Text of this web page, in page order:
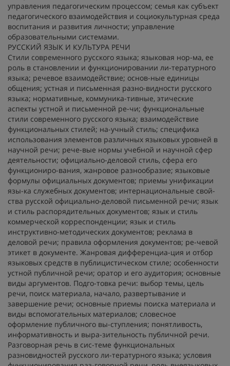
управления педагогическим процессом; семья как субъект
педагогического взаимодействия и социокультурная среда
воспитания и развития личности; управление
образовательными системами.
РУССКИЙ ЯЗЫК И КУЛЬТУРА РЕЧИ
Стили современного русского языка; языковая нор-ма, ее
роль в становлении и функционировании ли-тературного
языка; речевое взаимодействие; основ-ные единицы
общения; устная и письменная разно-видности русского
языка; нормативные, коммуника-тивные, этические
аспекты устной и письменной ре-чи; функциональные
стили современного русского языка; взаимодействие
функциональных стилей; на-учный стиль; специфика
использования элементов различных языковых уровней в
научной речи; рече-вые нормы учебной и научной сфер
деятельности; официально-деловой стиль, сфера его
функциониро-вания, жанровое разнообразие; языковые
формулы официальных документов; приемы унификации
язы-ка служебных документов; интернациональные свой-
ства русской официально-деловой письменной речи; язык
и стиль распорядительных документов; язык и стиль
коммерческой корреспонденции; язык и стиль
инструктивно-методических документов; реклама в
деловой речи; правила оформления документов; ре-чевой
этикет в документе. Жанровая дифференциа-ция и отбор
языковых средств в публицистическом стиле; особенности
устной публичной речи; оратор и его аудитория; основные
виды аргументов. Подго-товка речи: выбор темы, цель
речи, поиск материала, начало, развертывание и
завершение речи; основные приемы поиска материала и
виды вспомогательных материалов; словесное
оформление публичного вы-ступления; понятливость,
информативность и выра-зительность публичной речи.
Разговорная речь в сис-теме функциональных
разновидностей русского ли-тературного языка; условия